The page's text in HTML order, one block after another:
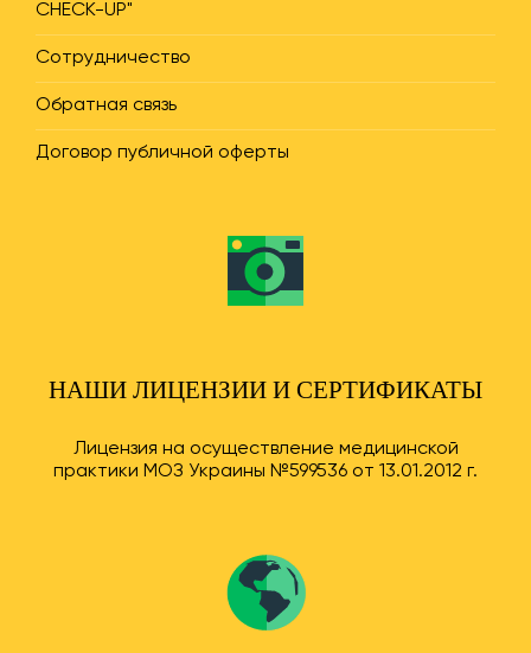
CHECK-UP"
Сотрудничество
Обратная связь
Договор публичной оферты
НАШИ ЛИЦЕНЗИИ И СЕРТИФИКАТЫ
Лицензия на осуществление медицинской
практики МОЗ Украины №599536 от 13.01.2012 г.